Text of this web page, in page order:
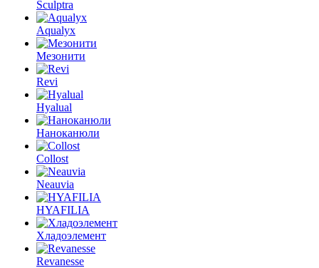
Sculptra
Aqualyx
Мезонити
Revi
Hyalual
Наноканюли
Collost
Neauvia
HYAFILIA
Хладоэлемент
Revanesse